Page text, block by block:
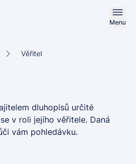
Menu
Věřitel
dluhopisů určité
v roli jejího věřitele. Daná
vám pohledávku.